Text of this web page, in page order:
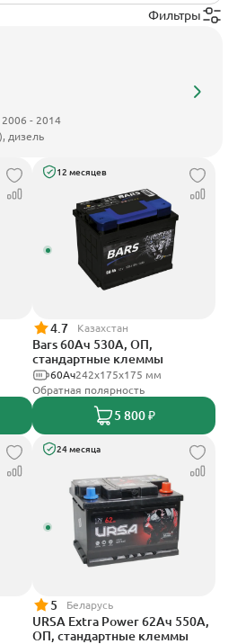
Фильтры
2006 - 2014
дизель
12 месяцев
4.7 Казахстан
Bars 60Ач 530А, ОП,
стандартные клеммы
242х175х175 мм
60Ач
Обратная полярность
5 800 ₽
24 месяца
5 Беларусь
URSA Extra Power 62Ач 550А,
ОП, стандартные клеммы